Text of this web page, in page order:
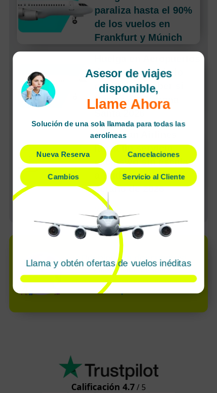
paraliza hasta el 90%
de los vuelos en
Frankfurt y Múnich
de España: Todo lo
que Debes Saber si
Vuelas en Semana
American Airlines
lanza un servicio
exclusivo sin escalas
a Budapest para el
verano de 2026
Ver más
¡Desbloquea descuentos!
Varios Ofertas de Vuelo:
ofertas súper exclusivas disponibles
solo por llamada
Calificación 4.7/ 5
Asesor de viajes
disponible,
Llame Ahora
Solución de una sola llamada para todas las
aerolíneas
Nueva Reserva Cancelaciones
Cambios Servicio al Cliente
Llama y obtén ofertas de vuelos inéditas